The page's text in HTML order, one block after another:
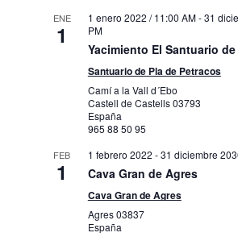
ENE
1
1 enero 2022 / 11:00 AM-31
PM
Yacimiento El Santuario
Santuario de Pla de Petracos
Camí a la Vall d´Ebo
Castell de Castells03793
España
965 88 50 95
FEB
1
1 febrero 2022 -31 diciembre
Cava Gran de Agres
Cava Gran de Agres
Agres03837
España